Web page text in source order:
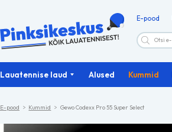
E-pood
Products
search
Lauatennise laud Alused Kummid
E-pood Kummid Gewo Codexx Pro 55 Super Select